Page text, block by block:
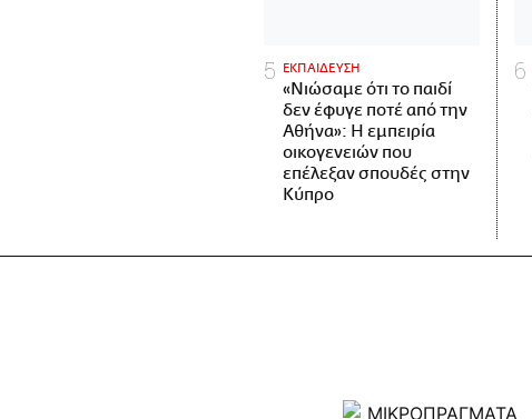
ΕΚΠΑΙΔΕΥΣΗ
«Νιώσαμε ότι το παιδί
δεν έφυγε ποτέ από την
Αθήνα»: Η εμπειρία
οικογενειών που
επέλεξαν σπουδές στην
Κύπρο